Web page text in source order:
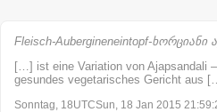
Fleisch-Aubergineneintopf-
[…] ist eine Variation von Ajapsandali
gesundes vegetarisches Gericht aus
Sonntag, 18UTCSun, 18 Jan 2015